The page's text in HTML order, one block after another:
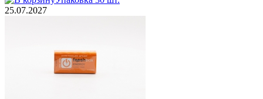
25.07.2027